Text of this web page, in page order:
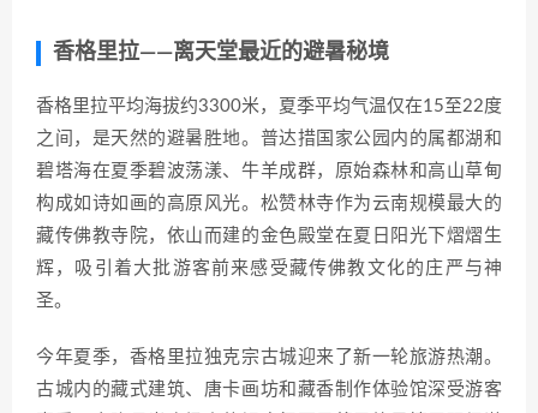
香格里拉——离天堂最近的避暑秘境
香格里拉平均海拔约3300米，夏季平均气温仅在15至22度
之间，是天然的避暑胜地。普达措国家公园内的属都湖和
碧塔海在夏季碧波荡漾、牛羊成群，原始森林和高山草甸
构成如诗如画的高原风光。松赞林寺作为云南规模最大的
藏传佛教寺院，依山而建的金色殿堂在夏日阳光下熠熠生
辉，吸引着大批游客前来感受藏传佛教文化的庄严与神
圣。
今年夏季，香格里拉独克宗古城迎来了新一轮旅游热潮。
古城内的藏式建筑、唐卡画坊和藏香制作体验馆深受游客